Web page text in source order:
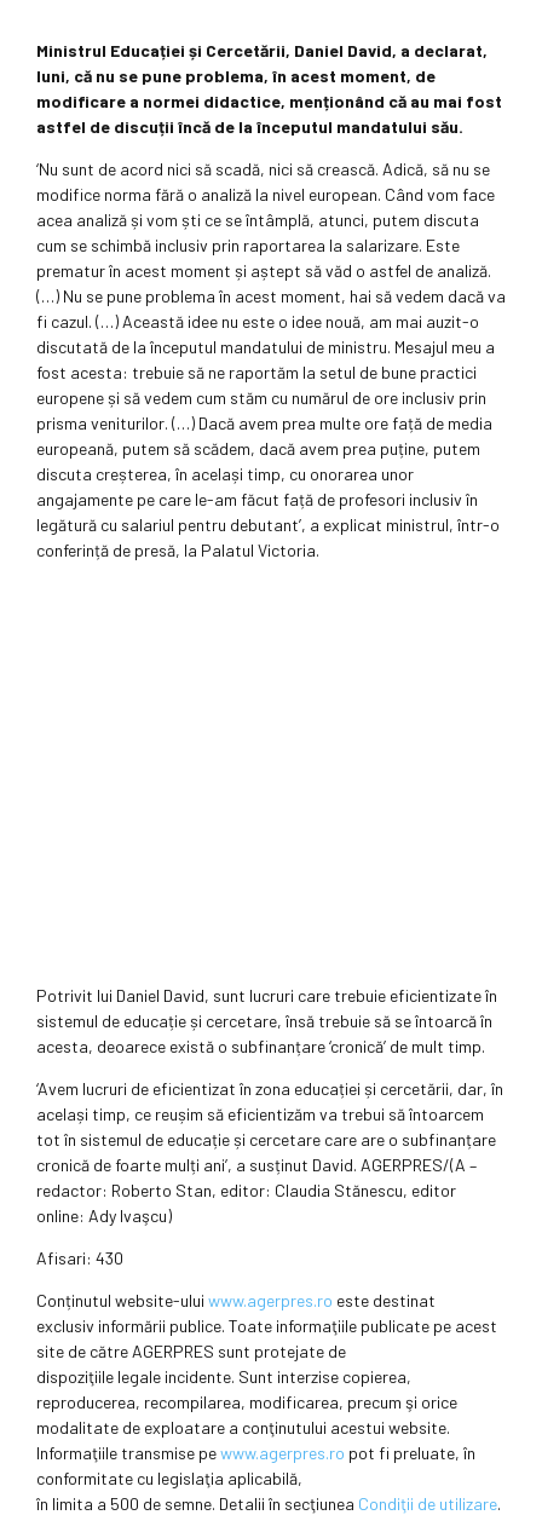
Ministrul Educației și Cercetării, Daniel David, a declarat,
luni, că nu se pune problema, în acest moment, de
modificare a normei didactice, menționând că au mai fost
astfel de discuții încă de la începutul mandatului său.
‘Nu sunt de acord nici să scadă, nici să crească. Adică, să nu se
modifice norma fără o analiză la nivel european. Când vom face
acea analiză și vom ști ce se întâmplă, atunci, putem discuta
cum se schimbă inclusiv prin raportarea la salarizare. Este
prematur în acest moment și aștept să văd o astfel de analiză.
(…) Nu se pune problema în acest moment, hai să vedem dacă va
fi cazul. (…) Această idee nu este o idee nouă, am mai auzit-o
discutată de la începutul mandatului de ministru. Mesajul meu a
fost acesta: trebuie să ne raportăm la setul de bune practici
europene și să vedem cum stăm cu numărul de ore inclusiv prin
prisma veniturilor. (…) Dacă avem prea multe ore față de media
europeană, putem să scădem, dacă avem prea puține, putem
discuta creșterea, în același timp, cu onorarea unor
angajamente pe care le-am făcut față de profesori inclusiv în
legătură cu salariul pentru debutant’, a explicat ministrul, într-o
conferință de presă, la Palatul Victoria.
Potrivit lui Daniel David, sunt lucruri care trebuie eficientizate în
sistemul de educație și cercetare, însă trebuie să se întoarcă în
acesta, deoarece există o subfinanțare ‘cronică’ de mult timp.
‘Avem lucruri de eficientizat în zona educației și cercetării, dar, în
același timp, ce reușim să eficientizăm va trebui să întoarcem
tot în sistemul de educație și cercetare care are o subfinanțare
cronică de foarte mulți ani’, a susținut David. AGERPRES/(A –
redactor: Roberto Stan, editor: Claudia Stănescu, editor
online: Ady Ivaşcu)
Afisari: 430
Conținutul website-ului www.agerpres.ro este destinat
exclusiv informării publice. Toate informaţiile publicate pe acest
site de către AGERPRES sunt protejate de
dispoziţiile legale incidente. Sunt interzise copierea,
reproducerea, recompilarea, modificarea, precum şi orice
modalitate de exploatare a conţinutului acestui website.
Informaţiile transmise pewww.agerpres.ro pot fi preluate, în
conformitate cu legislaţia aplicabilă,
în limita a 500 de semne. Detalii în secţiunea Condiţii de utilizare.